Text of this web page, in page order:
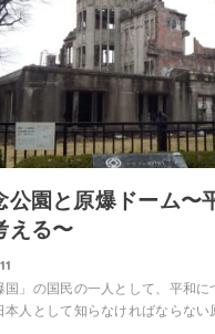
公園と原爆ドーム〜
える〜
国」の国民の一人として、平和
本人として知らなければならない